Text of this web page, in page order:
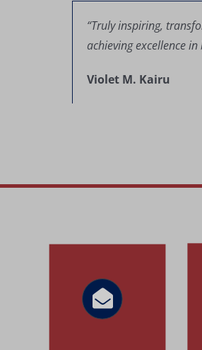
“Truly inspiring,
achieving excellence
Violet M. Kairu